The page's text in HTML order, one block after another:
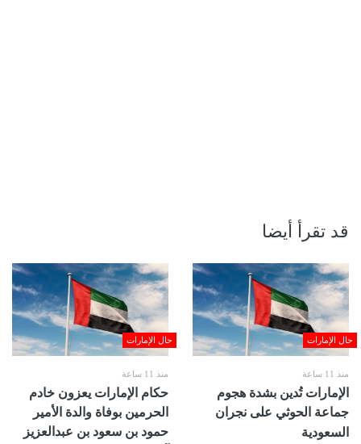
قد تقرأ أيضا
حال الإمارات
منذ 11 ساعة
الإمارات تُدين بشدة هجوم
جماعة الحوثي على نجران
السعودية
حال الإمارات
منذ 11 ساعة
حكام الإمارات يعزون خادم
الحرمين بوفاة والدة الأمير
حمود بن سعود بن عبدالعزيز